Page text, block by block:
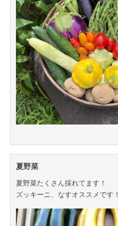
夏野菜
夏野菜たくさん採れてます！
ズッキーニ、なすオススメです！